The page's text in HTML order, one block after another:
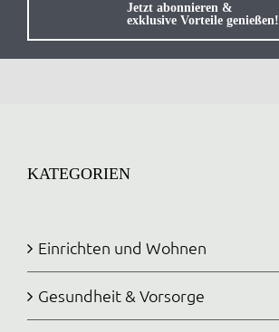
Jetzt abonnieren &
exklusive Vorteile genießen!
KATEGORIEN
Einrichten und Wohnen
Gesundheit & Vorsorge